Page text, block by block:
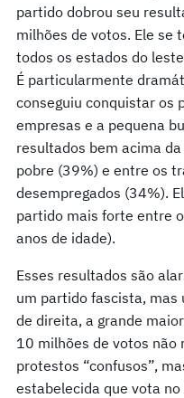
partido dobrou seu
milhões de votos. Ele se
todos os estados do
É particularmente
conseguiu conquistar os
empresas e a pequena
resultados bem acima
pobre (39%) e entre os
desempregados (34%).
partido mais forte entre
anos de idade).
Esses resultados são
um partido fascista,
de direita, a grande
10 milhões de votos
protestos “confusos”,
estabelecida que vota